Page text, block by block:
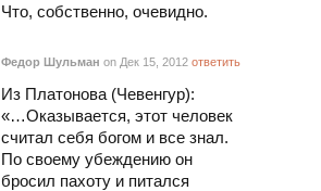
Что, собственно, очевидно.
Федор Шульман on Дек 15, 2012 ответить
Из Платонова (Чевенгур):
«…Оказывается, этот человек
считал себя богом и все знал.
По своему убеждению он
бросил пахоту и питался